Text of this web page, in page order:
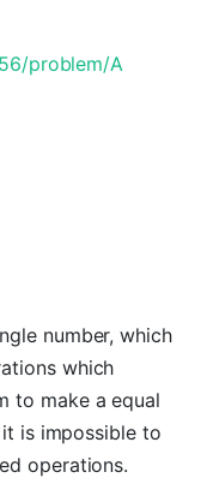
problem/A
number, which
which
to make a equal
is impossible to
operations.